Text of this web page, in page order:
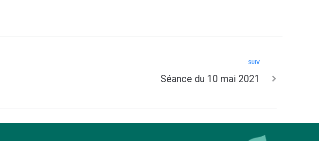
SUIV
Séance du 10 mai 2021